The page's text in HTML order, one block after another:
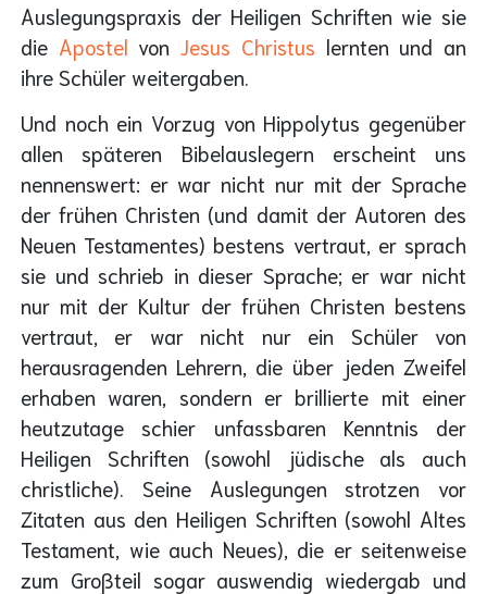
Auslegungspraxis der Heiligen Schriften wie sie
die Apostel von Jesus Christus lernten und an
ihre Schüler weitergaben.
Und noch ein Vorzug von Hippolytus gegenüber
allen späteren Bibelauslegern erscheint uns
nennenswert: er war nicht nur mit der Sprache
der frühen Christen (und damit der Autoren des
Neuen Testamentes) bestens vertraut, er sprach
sie und schrieb in dieser Sprache; er war nicht
nur mit der Kultur der frühen Christen bestens
vertraut, er war nicht nur ein Schüler von
herausragenden Lehrern, die über jeden Zweifel
erhaben waren, sondern er brillierte mit einer
heutzutage schier unfassbaren Kenntnis der
Heiligen Schriften (sowohl jüdische als auch
christliche). Seine Auslegungen strotzen vor
Zitaten aus den Heiligen Schriften (sowohl Altes
Testament, wie auch Neues), die er seitenweise
zum Großteil sogar auswendig wiedergab und